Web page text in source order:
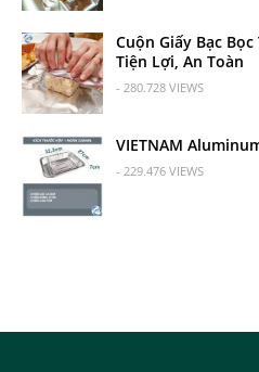
Cuộn Giấy Bạc
Tiện Lợi, An Toàn
- 280.728 VIEWS
VIETNAM
- 229.476 VIEWS